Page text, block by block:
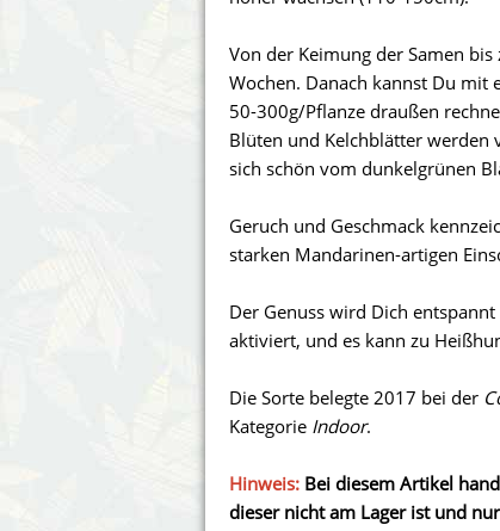
Barney´s Farm
Blimburn Seeds
Bulk Seed Bank
Bulldog Seeds
G13
Von der Keimung der Samen
Wochen. Danach kannst Du mit
50-300g/Pflanze draußen
Blüten und Kelchblätter werden
sich schön vom dunkelgrünen
Geruch und Geschmack
starken Mandarinen-artigen
Der Genuss wird Dich
aktiviert, und es kann zu
Die Sorte belegte 2017 bei der
Kategorie Indoor.
Hinweis: Bei diesem Artikel
dieser nicht am Lager ist und